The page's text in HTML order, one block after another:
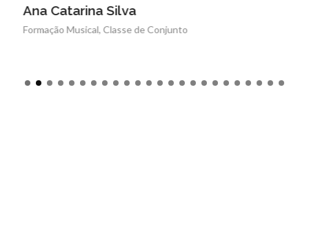
Ana Catarina Silva
Formação Musical, Classe de Conjunto